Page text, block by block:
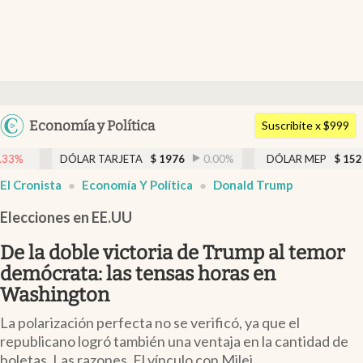
Argentina
Economía y Política
Members
Economía y Política
Finanzas y Mercados
Mercados Online
Negocios
Columnistas
Otras secciones
Apertura
Suscribite x $999
DÓLAR TARJETA $1976 0.00% DÓLAR MEP $1526,03
El Cronista Economía Y Política Donald Trump
Elecciones en EE.UU
De la doble victoria de Trump al temor
demócrata: las tensas horas en
Washington
La polarización perfecta no se verificó, ya que el
republicano logró también una ventaja en la cantidad de